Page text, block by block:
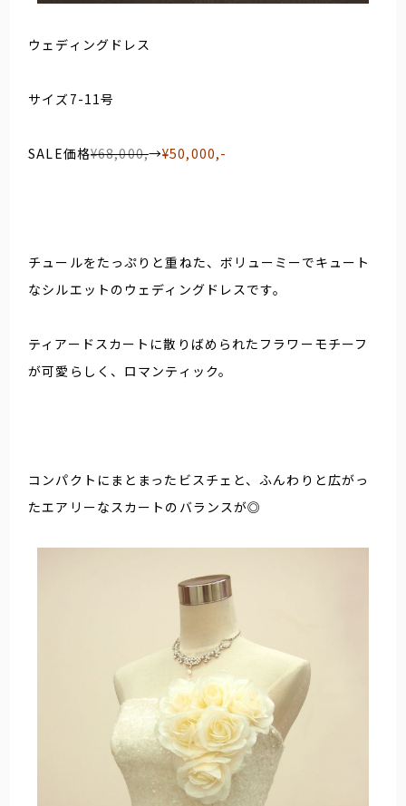
ウェディングドレス
サイズ7-11号
SALE価格¥68,000,→¥50,000,-
チュールをたっぷりと重ねた、ボリューミーでキュート
なシルエットのウェディングドレスです。
ティアードスカートに散りばめられたフラワーモチーフ
が可愛らしく、ロマンティック。
コンパクトにまとまったビスチェと、ふんわりと広がっ
たエアリーなスカートのバランスが◎